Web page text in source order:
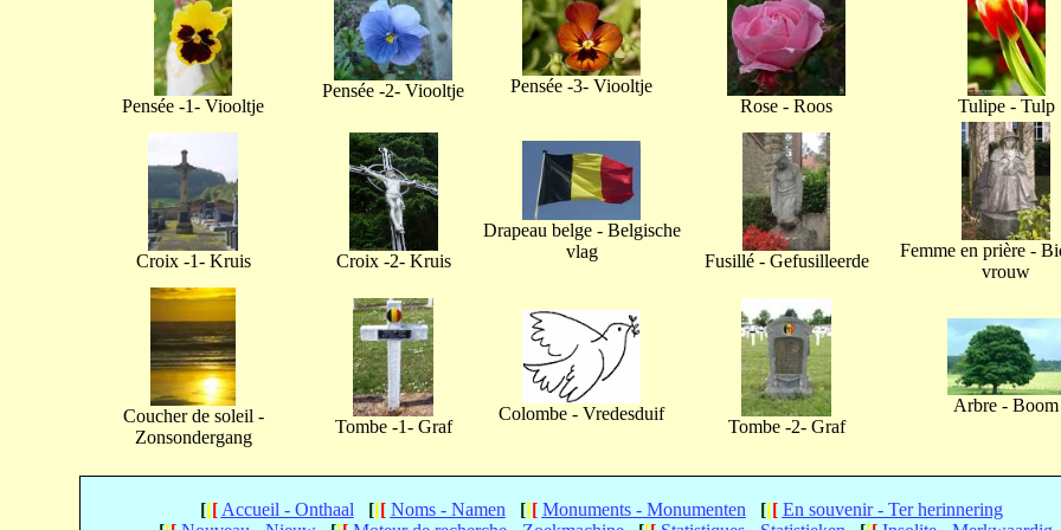
Pensée -1- Viooltje
Pensée -2- Viooltje
Pensée -3- Viooltje
Rose - Roos
Tulipe - Tulp
Croix -1- Kruis Croix -2- Kruis
Drapeau belge - Belgische
vlag
Fusillé - Gefusilleerde
Femme en prière -
vrouw
Coucher de soleil -
Zonsondergang
Tombe -1- Graf
Colombe - Vredesduif
Tombe -2- Graf
Arbre - Boom
[[[ Accueil - Onthaal [[[ Noms - Namen [[[ Monuments - Monumenten [[[ En souvenir - Ter herinnering